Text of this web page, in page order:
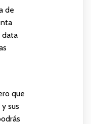
de
data
que
sus